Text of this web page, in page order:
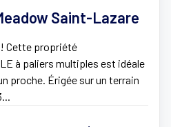
Saint-Lazare
Cette propriété
à paliers multiples est idéale
proche. Érigée sur un terrain